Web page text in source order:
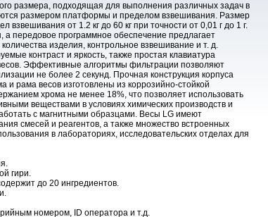
размера, подходящая для выполнения различных задач в
размером платформы и пределом взвешивания. Размер
от 1.2 кг до 60 кг при точности от 0,01 г до 1 г.
передовое программное обеспечение предлагает
изделия, контрольное взвешивание и т. д.
контраст и яркость, также простая клавиатура
Эффективные алгоритмы фильтрации позволяют
не более 2 секунд. Прочная конструкция корпуса
рама весов изготовлены из коррозийно-стойкой
хрома не менее 18%, что позволяет использовать
веществами в условиях химических производств и
с магнитными образцами. Весы LG имеют
смесей и реагентов, а также множество встроенных
в лабораториях, исследовательских отделах для
гири.
до 20 ингредиентов.
номером, ID оператора и т.д.